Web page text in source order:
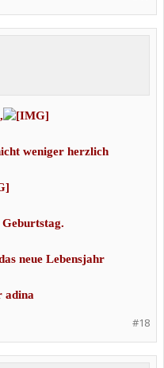
weniger herzlich
neue Lebensjahr
adina
#18